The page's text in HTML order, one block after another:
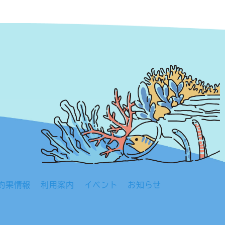
果情報 利用案内 イベント お知らせ